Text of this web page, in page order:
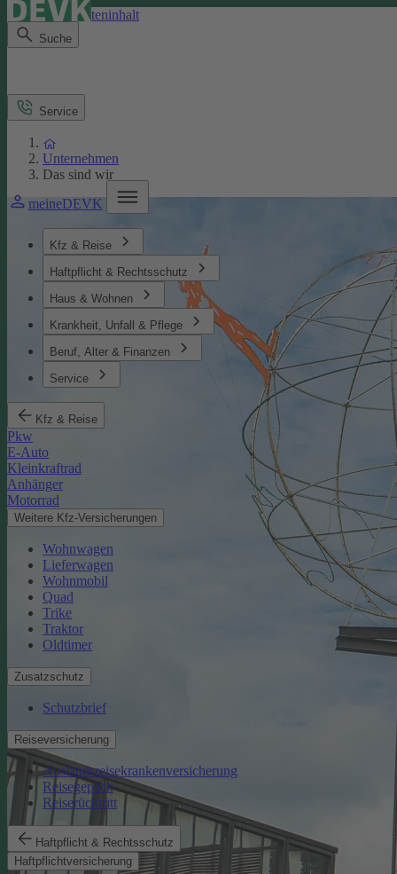
Direkt zum Seiteninhalt
Suche
meineDEVK
Kfz & Reise
Haftpflicht & Rechtsschutz
Haus & Wohnen
Krankheit, Unfall & Pflege
Beruf, Alter & Finanzen
Service
Kfz & Reise
Pkw
E-Auto
Kleinkraftrad
Anhänger
Motorrad
Weitere Kfz-Versicherungen
Wohnwagen
Lieferwagen
Wohnmobil
Quad
Trike
Traktor
Oldtimer
Zusatzschutz
Schutzbrief
Reiseversicherung
Auslandsreisekrankenversicherung
Reisegepäck
Reiserücktritt
Haftpflicht & Rechtsschutz
Haftpflichtversicherung
Service
Unternehmen
Das sind wir